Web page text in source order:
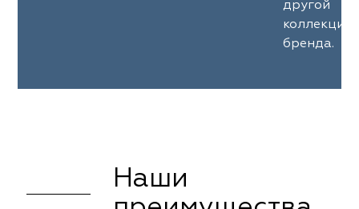
другой
коллекции
бренда.
Наши